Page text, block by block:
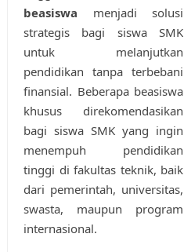
beasiswa menjadi solusi
strategis bagi siswa SMK
untuk melanjutkan
pendidikan tanpa terbebani
finansial. Beberapa beasiswa
khusus direkomendasikan
bagi siswa SMK yang ingin
menempuh pendidikan
tinggi di fakultas teknik, baik
dari pemerintah, universitas,
swasta, maupun program
internasional.